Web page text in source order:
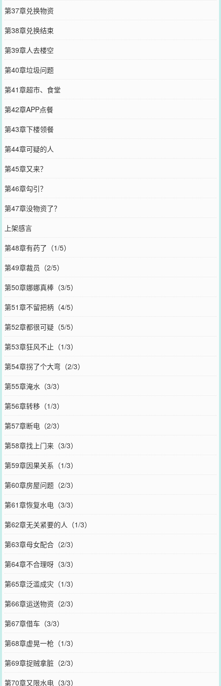
第37章兑换物资
第38章兑换结束
第39章人去楼空
第40章垃圾问题
第41章超市、食堂
第42章APP点餐
第43章下楼领餐
第44章可疑的人
第45章又来？
第46章勾引？
第47章没物资了？
上架感言
第48章有药了（1/5）
第49章裁员（2/5）
第50章娜娜真棒（3/5）
第51章不留把柄（4/5）
第52章都很可疑（5/5）
第53章狂风不止（1/3）
第54章拐了个大弯（2/3）
第55章淹水（3/3）
第56章转移（1/3）
第57章断电（2/3）
第58章找上门来（3/3）
第59章因果关系（1/3）
第60章房屋问题（2/3）
第61章恢复水电（3/3）
第62章无关紧要的人（1/3）
第63章母女配合（2/3）
第64章不合理呀（3/3）
第65章泛滥成灾（1/3）
第66章运送物资（2/3）
第67章借车（3/3）
第68章虚晃一枪（1/3）
第69章捉贼拿脏（2/3）
第70章又限水电（3/3）